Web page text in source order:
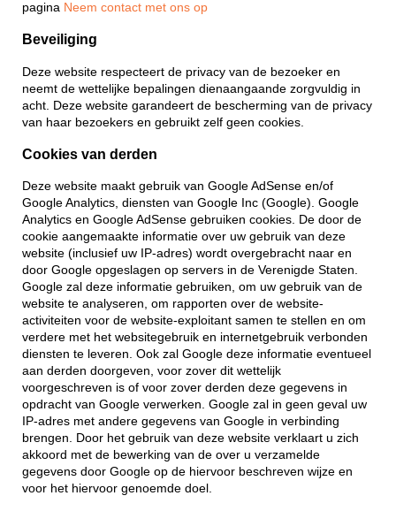
pagina Neem contact met ons op
Beveiliging
Deze website respecteert de privacy van de bezoeker en
neemt de wettelijke bepalingen dienaangaande zorgvuldig in
acht. Deze website garandeert de bescherming van de privacy
van haar bezoekers en gebruikt zelf geen cookies.
Cookies van derden
Deze website maakt gebruik van Google AdSense en/of
Google Analytics, diensten van Google Inc (Google). Google
Analytics en Google AdSense gebruiken cookies. De door de
cookie aangemaakte informatie over uw gebruik van deze
website (inclusief uw IP-adres) wordt overgebracht naar en
door Google opgeslagen op servers in de Verenigde Staten.
Google zal deze informatie gebruiken, om uw gebruik van de
website te analyseren, om rapporten over de website-
activiteiten voor de website-exploitant samen te stellen en om
verdere met het websitegebruik en internetgebruik verbonden
diensten te leveren. Ook zal Google deze informatie eventueel
aan derden doorgeven, voor zover dit wettelijk
voorgeschreven is of voor zover derden deze gegevens in
opdracht van Google verwerken. Google zal in geen geval uw
IP-adres met andere gegevens van Google in verbinding
brengen. Door het gebruik van deze website verklaart u zich
akkoord met de bewerking van de over u verzamelde
gegevens door Google op de hiervoor beschreven wijze en
voor het hiervoor genoemde doel.